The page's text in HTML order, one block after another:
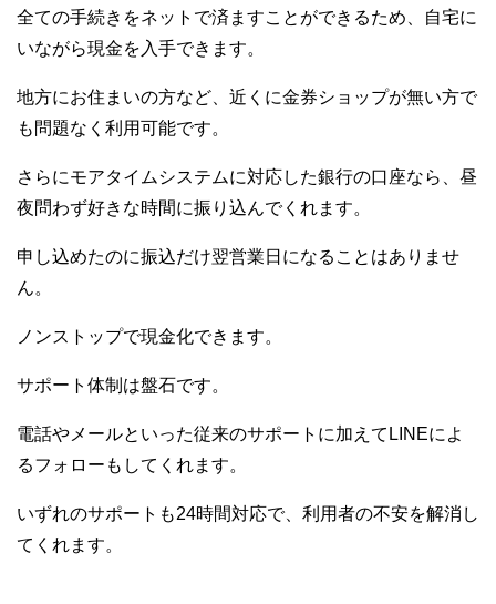
全ての手続きをネットで済ますことができるため、自宅に
いながら現金を入手できます。
地方にお住まいの方など、近くに金券ショップが無い方で
も問題なく利用可能です。
さらにモアタイムシステムに対応した銀行の口座なら、昼
夜問わず好きな時間に振り込んでくれます。
申し込めたのに振込だけ翌営業日になることはありませ
ん。
ノンストップで現金化できます。
サポート体制は盤石です。
電話やメールといった従来のサポートに加えてLINEによ
るフォローもしてくれます。
いずれのサポートも24時間対応で、利用者の不安を解消し
てくれます。